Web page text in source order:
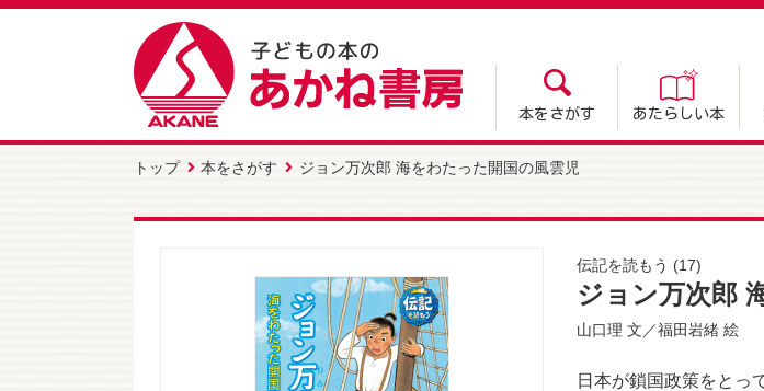
本をさがす あたらしい本
トップ 本をさがす ジョン万次郎 海をわたった開国の風雲児
伝記を読もう (17)
ジョン万次郎
山口理 文／福田岩緒 絵
日本が鎖国政策をとっ